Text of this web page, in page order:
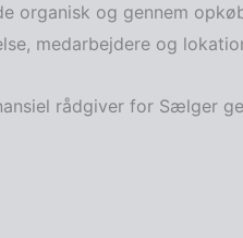
organisk og gennem
medarbejdere og
rådgiver for Sælger